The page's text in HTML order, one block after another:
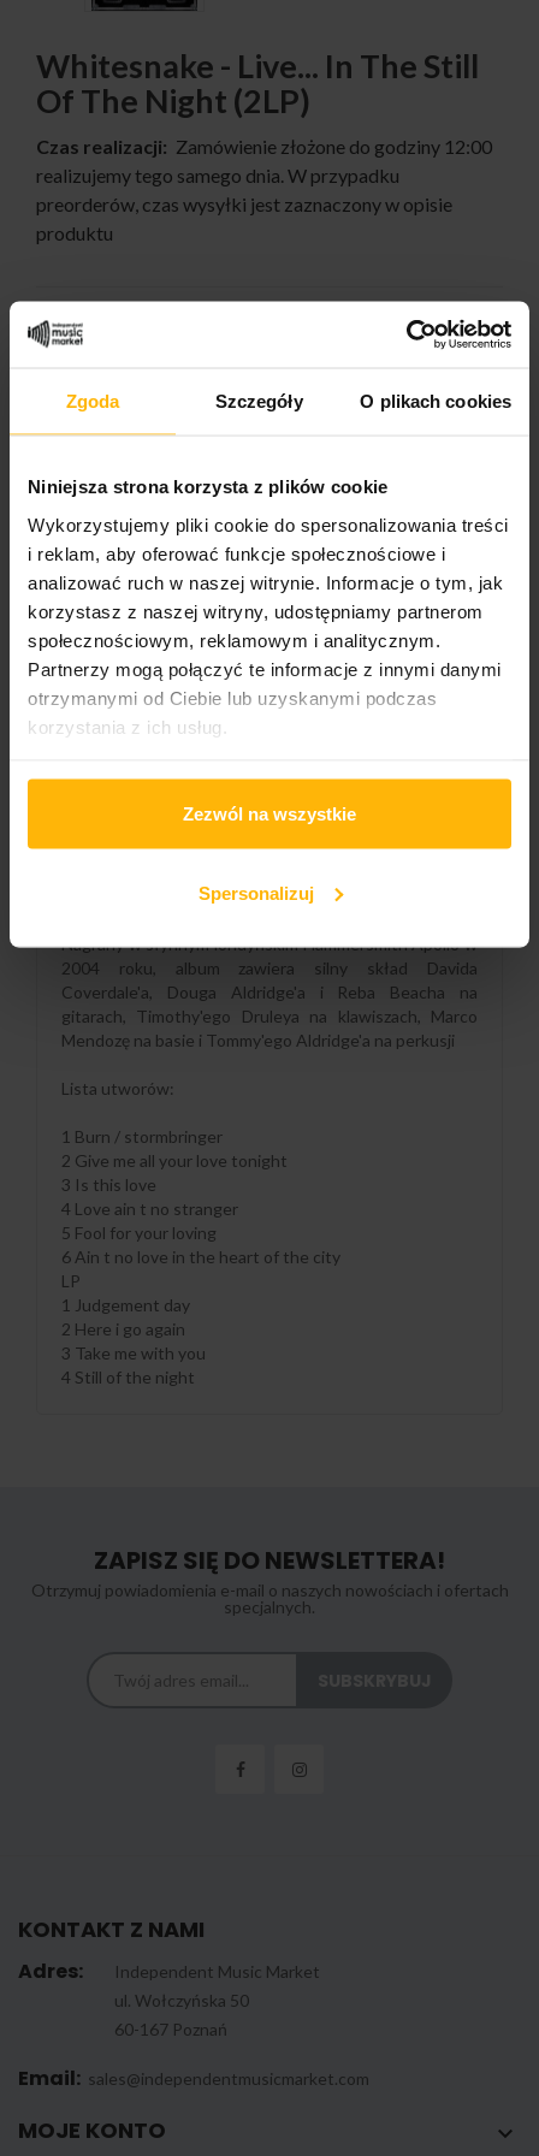
Zgoda Szczegóły O plikach cookies
Niniejsza strona korzysta z plików cookie
Wykorzystujemy pliki cookie do spersonalizowania treści
i reklam, aby oferować funkcje społecznościowe i
analizować ruch w naszej witrynie. Informacje o tym, jak
korzystasz z naszej witryny, udostępniamy partnerom
społecznościowym, reklamowym i analitycznym.
Partnerzy mogą połączyć te informacje z innymi danymi
otrzymanymi od Ciebie lub uzyskanymi podczas
korzystania z ich usług.
Zezwól na wszystkie
Spersonalizuj
Whitesnake - Live... In The Still
Of The Night (2LP)
Czas realizacji: Zamówienie złożone do godziny 12:00
realizujemy tego samego dnia. W przypadku
preorderów, czas wysyłki jest zaznaczony w opisie
produktu
55,47 $
ILOŚĆ:
DODAJ DO KOSZYKA
Gatunek:
Rock
Podgatunek:
Nagrany w słynnym londyńskim Hammersmith Apollo w
2004 roku, album zawiera silny skład Davida
Coverdale'a, Douga Aldridge'a i Reba Beacha na
gitarach, Timothy'ego Druleya na klawiszach, Marco
Mendozę na basie i Tommy'ego Aldridge'a na perkusji
Lista utworów:
1 Burn / stormbringer
2 Give me all your love tonight
3 Is this love
4 Love ain t no stranger
5 Fool for your loving
6 Ain t no love in the heart of the city
LP
1 Judgement day
2 Here i go again
3 Take me with you
4 Still of the night
ZAPISZ SIĘ DO NEWSLETTERA!
Otrzymuj powiadomienia e-mail o naszych nowościach i ofertach
specjalnych.
KONTAKT Z NAMI
Adres:
Independent Music Market
ul. Wołczyńska 50
60-167 Poznań
Email: sales@independentmusicmarket.com
MOJE KONTO 